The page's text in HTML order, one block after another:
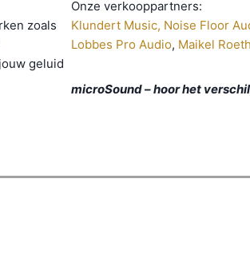
zoals
geluid
Onze verkooppartners:
Klundert Music, Noise Floor
Lobbes Pro Audio, Maikel
microSound – hoor het